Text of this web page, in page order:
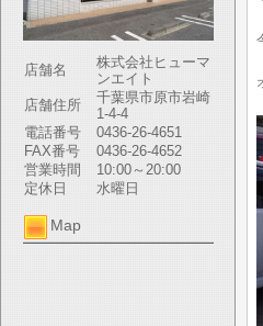
店舗名
株式会社ヒューマ
ンエイト
店舗住所
千葉県市原市岩崎
1-4-4
電話番号
0436-26-4651
FAX番号
0436-26-4652
営業時間
10:00～20:00
定休日
水曜日
Map